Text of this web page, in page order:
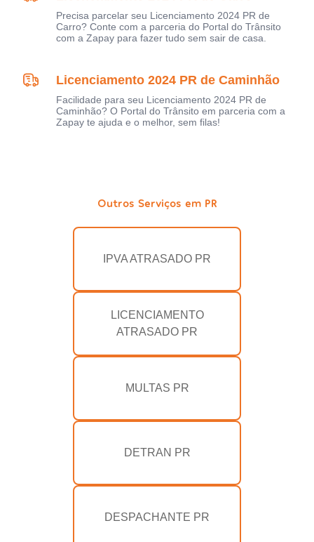
Precisa parcelar seu Licenciamento 2024 PR de
Carro? Conte com a parceria do Portal do Trânsito
com a Zapay para fazer tudo sem sair de casa.
Licenciamento 2024 PR de Caminhão
Facilidade para seu Licenciamento 2024 PR de
Caminhão? O Portal do Trânsito em parceria com a
Zapay te ajuda e o melhor, sem filas!
Outros Serviços em PR
IPVA ATRASADO PR
LICENCIAMENTO
ATRASADO PR
MULTAS PR
DETRAN PR
DESPACHANTE PR